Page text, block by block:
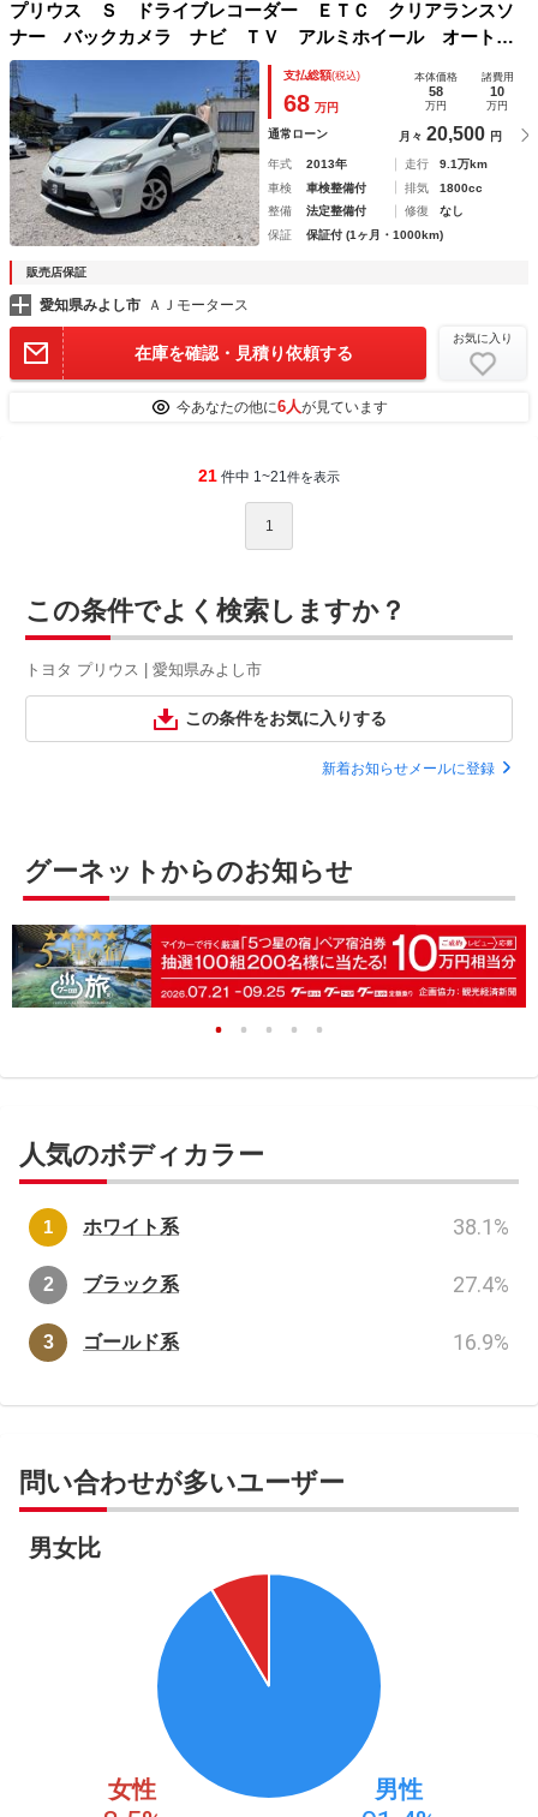
プリウス Ｓ ドライブレコーダー ＥＴＣ クリアランスソ
ナー バックカメラ ナビ ＴＶ アルミホイール オートラ
イト ＨＩＤ ＣＶＴ スマートキー 電動格納ミラー 盗難
防止システム ＣＤ ＤＶＤ再生
支払総額(税込)
68 万円
本体価格
58
万円
諸費用
10
万円
通常ローン 月々 20,500 円
年式 2013年 走行
9.1万km
車検
車検整備付 排気
1800cc
整備
法定整備付 修復
なし
保証
保証付 (1ヶ月・1000km)
販売店保証
愛知県みよし市 ＡＪモータース
在庫を確認・見積り依頼する
お気に入り
今あなたの他に6人が見ています
21 件中 1~21 件を表示
1
この条件でよく検索しますか？
トヨタ プリウス | 愛知県みよし市
この条件をお気に入りする
新着お知らせメールに登録
グーネットからのお知らせ
人気のボディカラー
ホワイト系 38.1%
ブラック系 27.4%
ゴールド系 16.9%
問い合わせが多いユーザー
男女比
女性 男性